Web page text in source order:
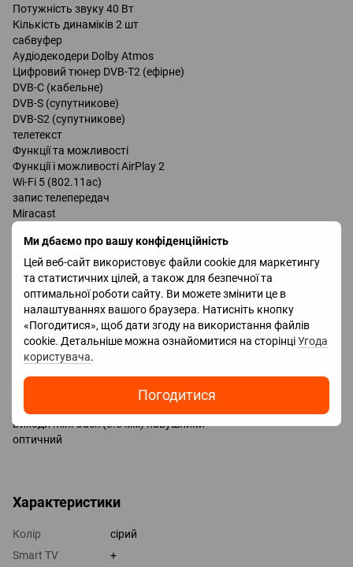
Ми дбаємо про вашу конфіденційність
Цей веб-сайт використовує файли cookie для маркетингу
та статистичних цілей, а також для безпечної та
оптимальної роботи сайту. Ви можете змінити це в
налаштуваннях вашого браузера. Натисніть кнопку
«Погодитися», щоб дати згоду на використання файлів
cookie. Детальніше можна ознайомитися на сторінціУгода
користувача.
Погодитися
Потужність звуку 40 Вт
Кількість динаміків 2 шт
сабвуфер
Аудіодекодери Dolby Atmos
Цифровий тюнер DVB-T2 (ефірне)
DVB-C (кабельне)
DVB-S (супутникове)
DVB-S2 (супутникове)
телетекст
Функції та можливості
Функції і можливості AirPlay 2
Wi-Fi 5 (802.11ac)
запис телепередач
Miracast
Bluetooth v 5.0
підтримка DLNA
управління голосом
мультимедійний (аеропульт)
Amazon Alexa
Google Assistant
роз'єми
Входи USB 3 шт
LAN
Версія HDMI v 2.1
Виходи mini-Jack (3.5 мм) навушники
оптичний
Характеристики
Колір
сірий
Smart TV
+